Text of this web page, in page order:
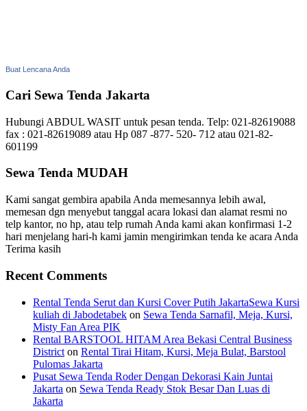
Buat Lencana Anda
Cari Sewa Tenda Jakarta
Hubungi ABDUL WASIT untuk pesan tenda. Telp: 021-82619088
fax : 021-82619089 atau Hp 087 -877- 520- 712 atau 021-82-
601199
Sewa Tenda MUDAH
Kami sangat gembira apabila Anda memesannya lebih awal,
memesan dgn menyebut tanggal acara lokasi dan alamat resmi no
telp kantor, no hp, atau telp rumah Anda kami akan konfirmasi 1-2
hari menjelang hari-h kami jamin mengirimkan tenda ke acara Anda
Terima kasih
Recent Comments
Rental Tenda Serut dan Kursi Cover Putih JakartaSewa Kursi
kuliah di Jabodetabek on Sewa Tenda Sarnafil, Meja, Kursi,
Misty Fan Area PIK
Rental BARSTOOL HITAM Area Bekasi Central Business
District on Rental Tirai Hitam, Kursi, Meja Bulat, Barstool
Pulomas Jakarta
Pusat Sewa Tenda Roder Dengan Dekorasi Kain Juntai
Jakarta on Sewa Tenda Ready Stok Besar Dan Luas di
Jakarta